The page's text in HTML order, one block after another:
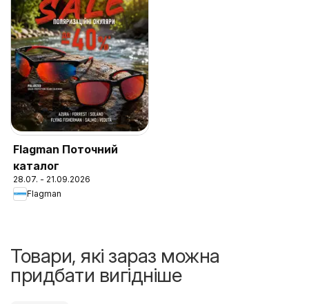
Flagman Поточний
каталог
28.07. - 21.09.2026
Flagman
Товари, які зараз можна
придбати вигідніше